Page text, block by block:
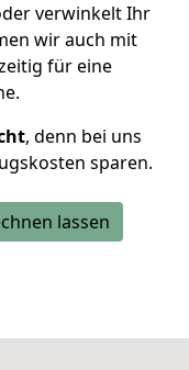
verwinkelt Ihr
wir auch mit
für eine
, denn bei uns
sparen.
lassen